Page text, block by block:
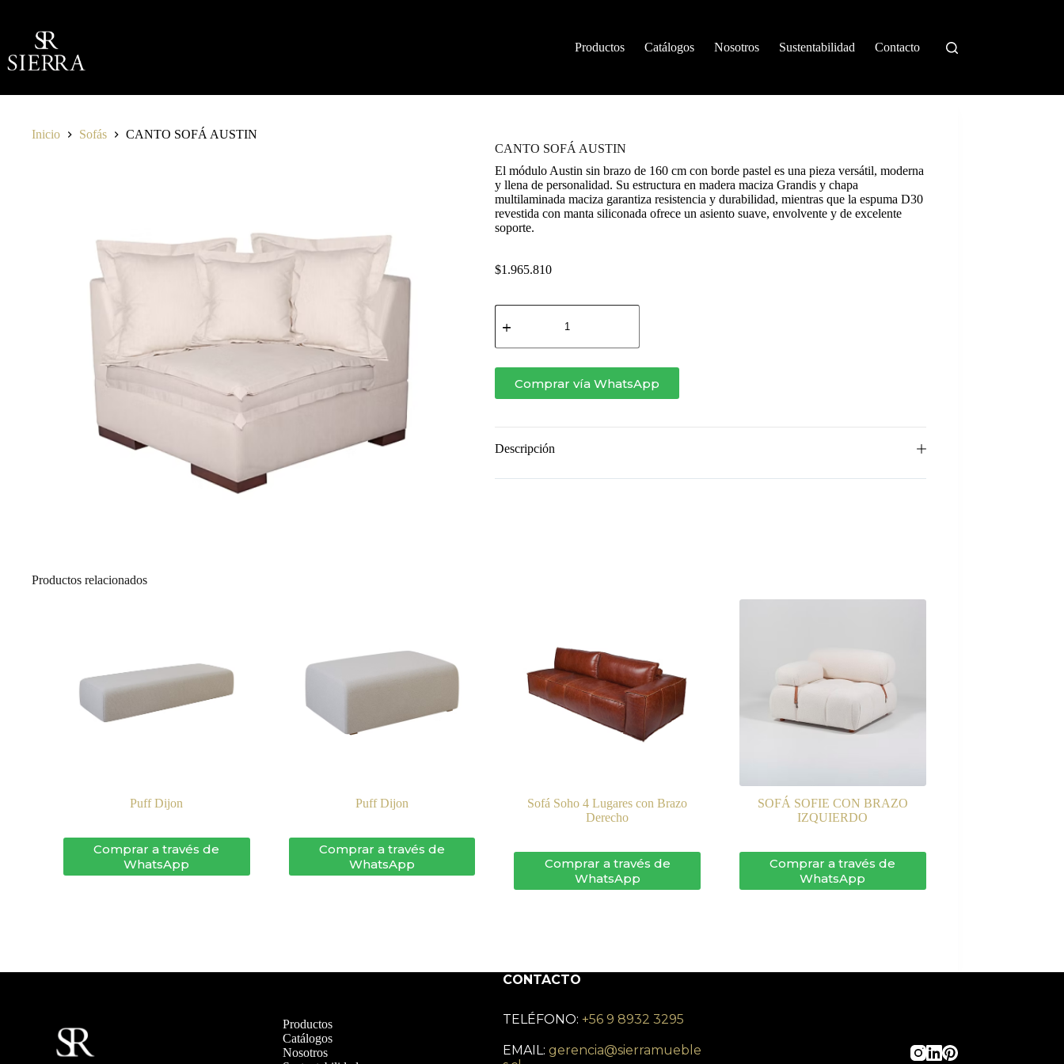
contenido
Productos
Catálogos Nosotros Sustentabilidad Contacto
Inicio Sofás
CANTO SOFÁ AUSTIN
CANTO SOFÁ AUSTIN
El módulo Austin sin brazo de 160 cm con borde pastel es una pieza versátil, moderna
y llena de personalidad. Su estructura en madera maciza Grandis y chapa
multilaminada maciza garantiza resistencia y durabilidad, mientras que la espuma D30
revestida con manta siliconada ofrece un asiento suave, envolvente y de excelente
soporte.
$1.965.810
CANTO
SOFÁ
cantidad
Comprar vía WhatsApp
Descripción
Productos relacionados
Puff Dijon
Comprar a través de
WhatsApp
Puff Dijon
Comprar a través de
WhatsApp
Sofá Soho 4 Lugares con Brazo
Derecho
Comprar a través de
WhatsApp
SOFÁ SOFIE CON BRAZO
IZQUIERDO
Comprar a través de
WhatsApp
Productos
Catálogos
Nosotros
CONTACTO
TELÉFONO: +56 9 8932 3295
EMAIL: gerencia@sierramueble